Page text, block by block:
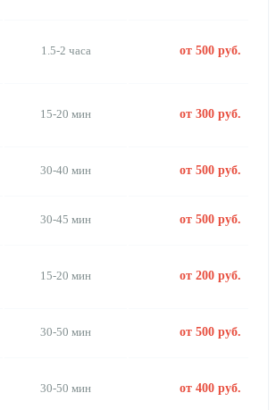
1.5-2 часа от 500 руб.
15-20 мин от 300 руб.
30-40 мин от 500 руб.
30-45 мин от 500 руб.
15-20 мин от 200 руб.
30-50 мин от 500 руб.
30-50 мин от 400 руб.